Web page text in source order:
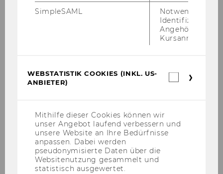
Exercise No. 24: Price Control for a Sales Order
Exercise No. 25: Customizing a Production
Exercise No. 26: Stock Management
Exercise No. 28: Purchasing - Incoterms -
Terms of Payment (TOP)
Exercise No. 29: Material - Routings - Cost
Centres - Work Centres
SimpleSAML
Notwendig zur
Identifizierung
Angehörige/r für
Kursanmeldung.
WEBSTATISTIK COOKIES (INKL. US-
ANBIETER)
Mithilfe dieser Cookies können wir
unser Angebot laufend verbessern und
unsere Website an Ihre Bedürfnisse
anpassen. Dabei werden
pseudonymisierte Daten über die
Websitenutzung gesammelt und
statistisch ausgewertet.